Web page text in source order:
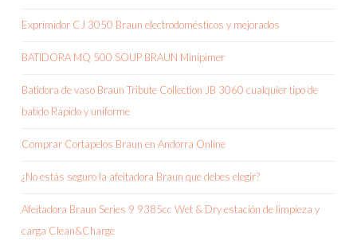
Exprimidor CJ 3050 Braun electrodomésticos y mejorados
BATIDORA MQ 500 SOUP BRAUN Minipimer
Batidora de vaso Braun Tribute Collection JB 3060 cualquier tipo de
batido Rápido y uniforme
Comprar Cortapelos Braun en Andorra Online
¿No estás seguro la afeitadora Braun que debes elegir?
Afeitadora Braun Series 9 9385cc Wet & Dry estación de limpieza y
carga Clean&Charge